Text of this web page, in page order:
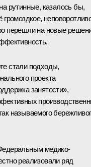
рутинные, казалось бы,
перешли на новые
стали подходы,
проекта
занятости»,
называемого
медико-
реализовали ряд